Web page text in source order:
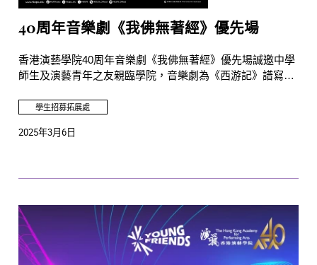
40周年音樂劇《我佛無著經》優先場
香港演藝學院40周年音樂劇《我佛無著經》優先場誠邀中學
師生及演藝青年之友親臨學院，音樂劇為《西游記》譜寫新
之餘，更有別開生面的觀賞感受。
學生招募拓展處
2025年3月6日